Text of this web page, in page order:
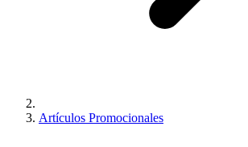
Artículos Promocionales